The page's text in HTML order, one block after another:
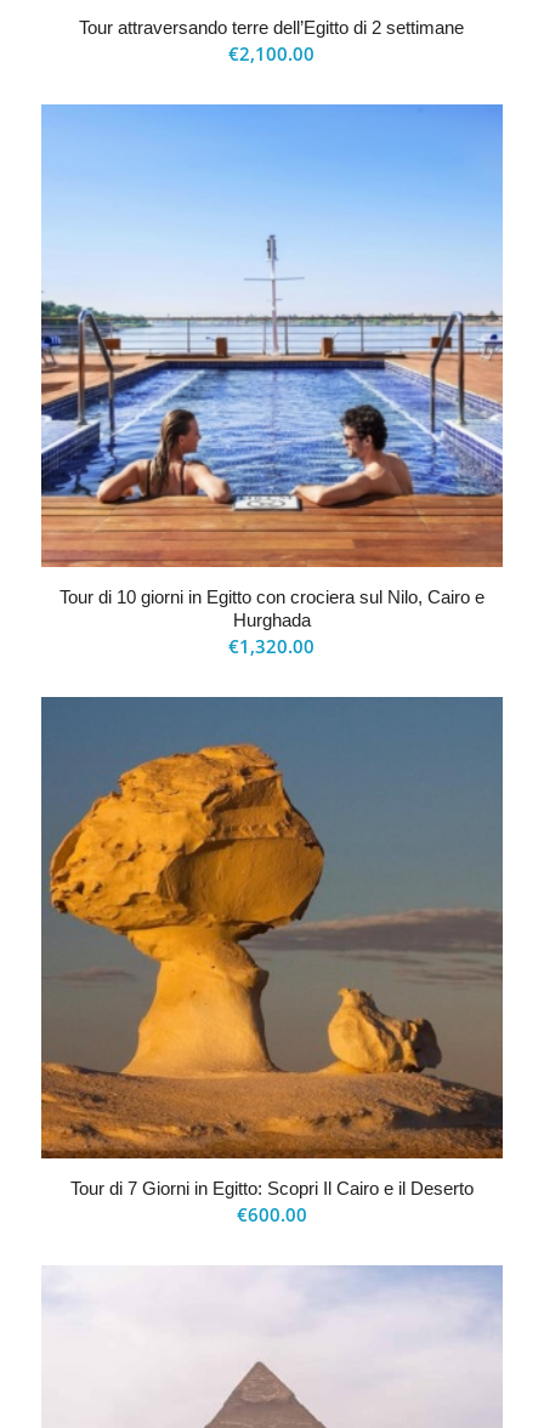
Tour attraversando terre dell’Egitto di 2 settimane
€2,100.00
Tour di 10 giorni in Egitto con crociera sul Nilo, Cairo e
Hurghada
€1,320.00
Tour di 7 Giorni in Egitto: Scopri Il Cairo e il Deserto
€600.00